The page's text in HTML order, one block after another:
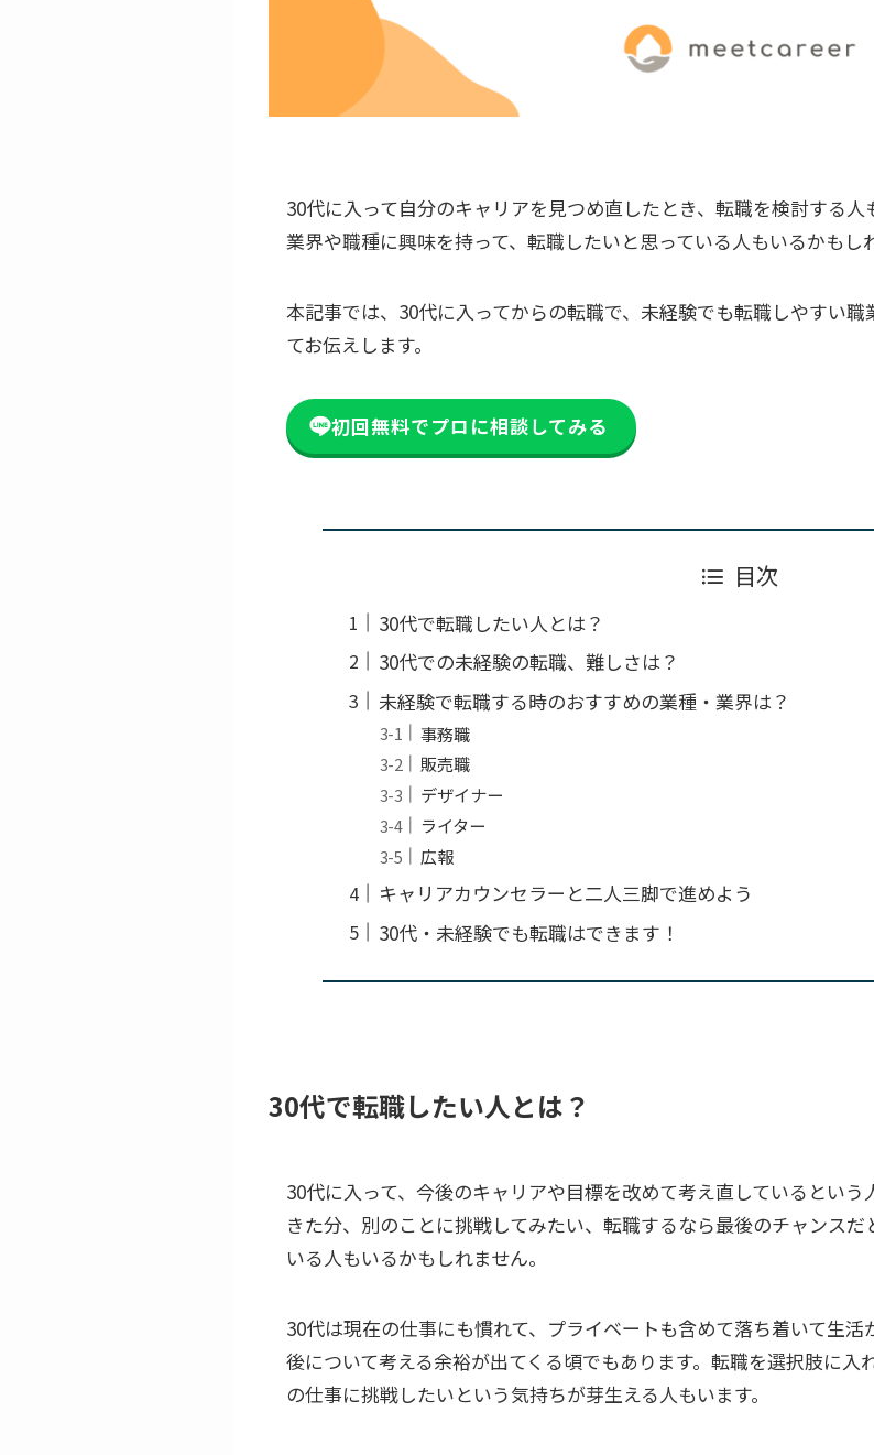
30代に入って自分のキャリアを見つめ直したとき、転職を検討する
業界や職種に興味を持って、転職したいと思っている人もいるかもし
本記事では、30代に入ってからの転職で、未経験でも転職しやすい
てお伝えします。
初回無料でプロに相談してみる
目次
30代で転職したい人とは？
30代での未経験の転職、難しさは？
未経験で転職する時のおすすめの業種・業界は？
事務職
販売職
デザイナー
ライター
広報
キャリアカウンセラーと二人三脚で進めよう
30代・未経験でも転職はできます！
30代で転職したい人とは？
30代に入って、今後のキャリアや目標を改めて考え直しているとい
きた分、別のことに挑戦してみたい、転職するなら最後のチャンス
いる人もいるかもしれません。
30代は現在の仕事にも慣れて、プライベートも含めて落ち着いて生
後について考える余裕が出てくる頃でもあります。転職を選択肢に入
の仕事に挑戦したいという気持ちが芽生える人もいます。